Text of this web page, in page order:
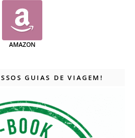
AMAZON
GUIAS DE VIAGEM!